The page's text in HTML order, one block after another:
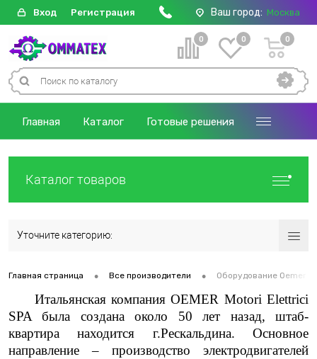
Вход Регистрация Ваш город: Москва
0 0 0
Главная Каталог Готовые решения
Каталог товаров
Уточните категорию:
Главная страница • Все производители • Оборудование Oemer
Итальянская компания OEMER Motori Elettrici
SPA была создана около 50 лет назад, штаб-
квартира находится г.Рескальдина. Основное
направление – производство электродвигателей